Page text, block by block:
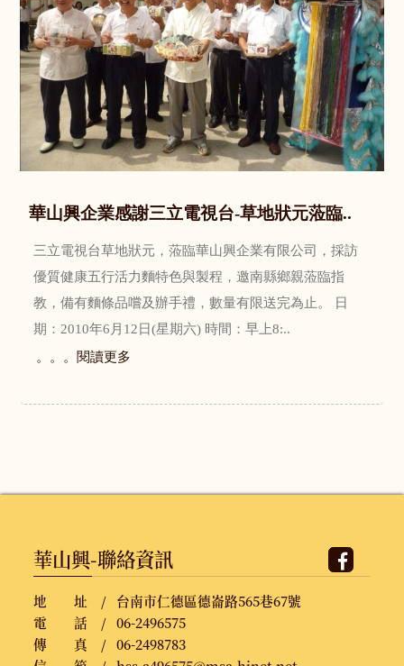
華山興企業感謝三立電視台-草地狀元蒞臨..
三立電視台草地狀元，蒞臨華山興企業有限公司，採訪
優質健康五行活力麵特色與製程，邀南縣鄉親蒞臨指
教，備有麵條品嚐及辦手禮，數量有限送完為止。 日
期：2010年6月12日(星期六) 時間：早上8:..
。。。閱讀更多
華山興-聯絡資訊
地 址 / 台南市仁德區德崙路565巷67號
電 話 / 06-2496575
傳 真 / 06-2498783